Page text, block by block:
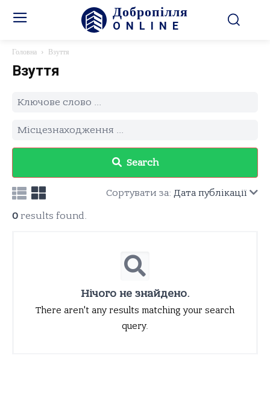
Добропілля
ONLINE
Головна Взуття
Взуття
Search
Сортувати за: Дата публікації
0 results found.
Нічого не знайдено.
There aren't any results matching your search
query.